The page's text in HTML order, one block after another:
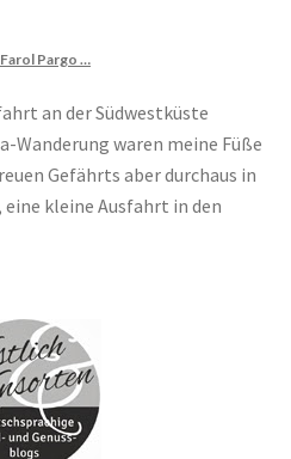
Pargo …
an der Südwestküste
Wanderung waren meine Füße
Gefährts aber durchaus in
kleine Ausfahrt in den